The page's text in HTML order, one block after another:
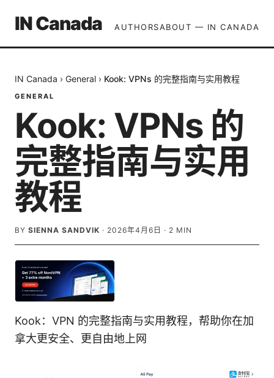
IN Canada AUTHORSABOUT — IN CANADA
IN Canada › General › Kook: VPNs 的完整指南与实用教程
GENERAL
Kook: VPNs 的
完整指南与实用
教程
BY SIENNA SANDVIK · 2026年4月6日 · 2 MIN
Kook：VPN 的完整指南与实用教程，帮助你在加
拿大更安全、更自由地上网